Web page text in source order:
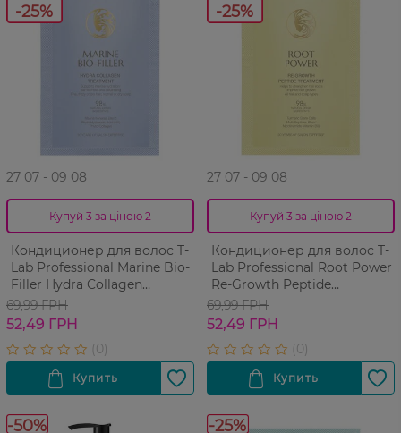
-25%
27 07 - 09 08
Купуй 3 за ціною 2
Кондиционер для волос T-
Lab Professional Marine Bio-
Filler Hydra Collagen
Treatment 15 мл
69,99 ГРН
52,49 ГРН
-25%
27 07 - 09 08
Купуй 3 за ціною 2
Кондиционер для волос T-
Lab Professional Root Power
Re-Growth Peptide
Treatment 15 мл
69,99 ГРН
52,49 ГРН
-50% -25%